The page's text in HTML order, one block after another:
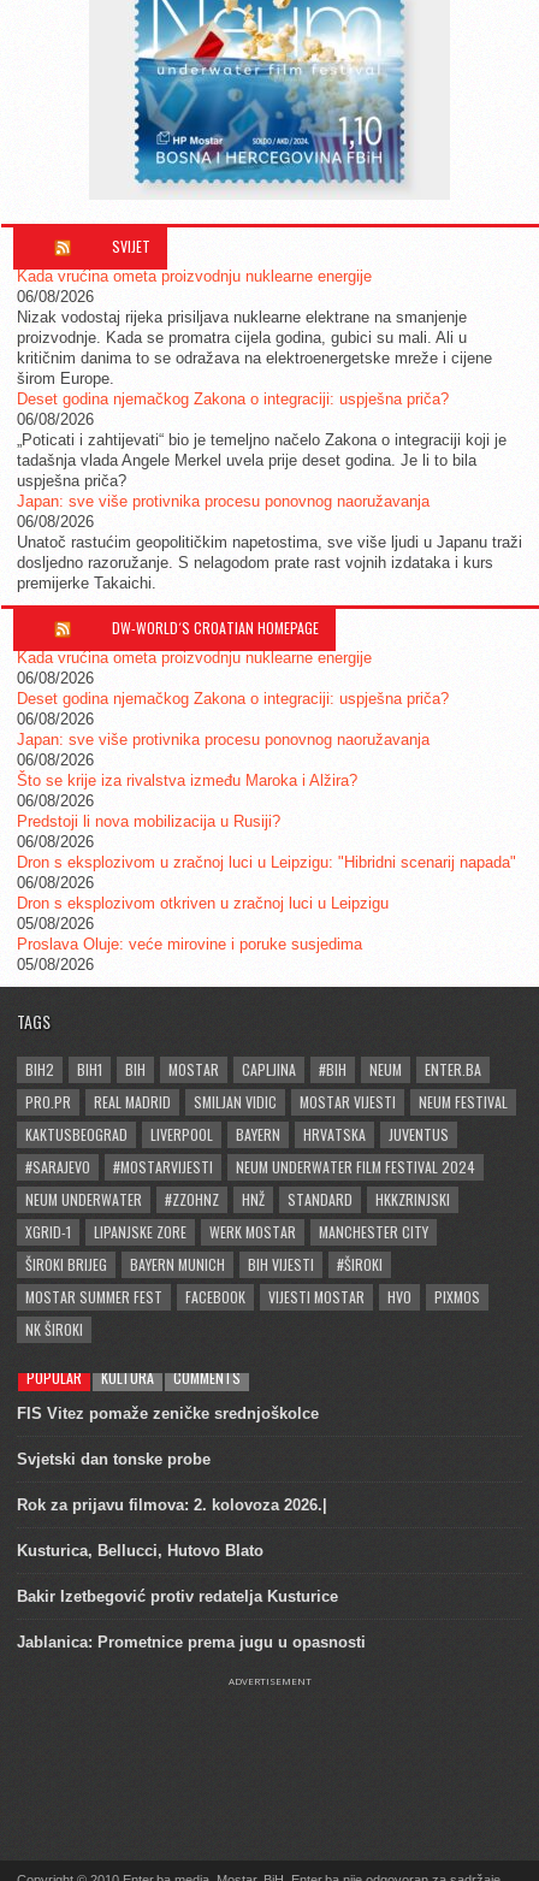
SVIJET
Kada vrućina ometa proizvodnju nuklearne energije
06/08/2026
Nizak vodostaj rijeka prisiljava nuklearne elektrane na smanjenje
proizvodnje. Kada se promatra cijela godina, gubici su mali. Ali u
kritičnim danima to se odražava na elektroenergetske mreže i cijene
širom Europe.
Deset godina njemačkog Zakona o integraciji: uspješna priča?
06/08/2026
„Poticati i zahtijevati“ bio je temeljno načelo Zakona o integraciji koji je
tadašnja vlada Angele Merkel uvela prije deset godina. Je li to bila
uspješna priča?
Japan: sve više protivnika procesu ponovnog naoružavanja
06/08/2026
Unatoč rastućim geopolitičkim napetostima, sve više ljudi u Japanu traži
dosljedno razoružanje. S nelagodom prate rast vojnih izdataka i kurs
premijerke Takaichi.
DW-WORLD´S CROATIAN HOMEPAGE
Kada vrućina ometa proizvodnju nuklearne energije
06/08/2026
Deset godina njemačkog Zakona o integraciji: uspješna priča?
06/08/2026
Japan: sve više protivnika procesu ponovnog naoružavanja
06/08/2026
Što se krije iza rivalstva između Maroka i Alžira?
06/08/2026
Predstoji li nova mobilizacija u Rusiji?
06/08/2026
Dron s eksplozivom u zračnoj luci u Leipzigu: "Hibridni scenarij napada"
06/08/2026
Dron s eksplozivom otkriven u zračnoj luci u Leipzigu
05/08/2026
Proslava Oluje: veće mirovine i poruke susjedima
05/08/2026
TAGS
BIH2 BIH1 BIH MOSTAR CAPLJINA #BIH NEUM
ENTER.BA
PRO.PR
REAL MADRID SMILJAN VIDIC MOSTAR VIJESTI
NEUM FESTIVAL
KAKTUSBEOGRAD
LIVERPOOL BAYERN HRVATSKA
JUVENTUS
#SARAJEVO
#MOSTARVIJESTI
NEUM UNDERWATER FILM FESTIVAL 2024
NEUM UNDERWATER
#ZZOHNZ HNŽ STANDARD
HKKZRINJSKI
XGRID-1
LIPANJSKE ZORE WERK MOSTAR
MANCHESTER CITY
ŠIROKI BRIJEG
BAYERN MUNICH BIH VIJESTI
#ŠIROKI
MOSTAR SUMMER FEST
FACEBOOK VIJESTI MOSTAR HVO
PIXMOS
NK ŠIROKI
POPULAR KULTURA COMMENTS
FIS Vitez pomaže zeničke srednjoškolce
Svjetski dan tonske probe
Rok za prijavu filmova: 2. kolovoza 2026.|
Kusturica, Bellucci, Hutovo Blato
Bakir Izetbegović protiv redatelja Kusturice
Jablanica: Prometnice prema jugu u opasnosti
ADVERTISEMENT